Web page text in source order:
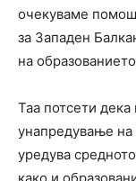
очекуваме
за Западен
на
Таа потсети
унапредување на
уредува
како и